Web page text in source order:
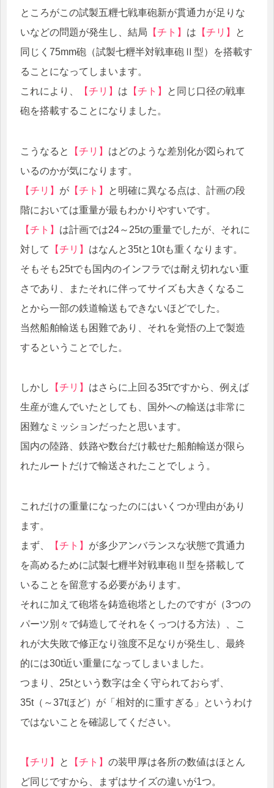
ところがこの試製五糎七戦車砲新が貫通力が足りな
いなどの問題が発生し、結局 【チト】 は 【チリ】
と
同じく75mm砲（試製七糎半対戦車砲Ⅱ型）を搭載す
ることになってしまいます。
これにより、
【チリ】 は 【チト】
と同じ口径の戦車
砲を搭載することになりました。
こうなると 【チリ】 はどのような差別化が図られて
いるのかが気になります。
【チリ】 が 【チト】
と明確に異なる点は、計画の段
階においては重量が最もわかりやすいです。
【チト】 は計画では24～25tの重量でしたが、それに
対して
【チリ】 はなんと35tと10tも重くなります。
そもそも25tでも国内のインフラでは耐え切れない重
さであり、またそれに伴ってサイズも大きくなるこ
とから一部の鉄道輸送もできないほどでした。
当然船舶輸送も困難であり、それを覚悟の上で製造
するということでした。
しかし 【チリ】 はさらに上回る35tですから、例えば
生産が進んでいたとしても、国外への輸送は非常に
困難なミッションだったと思います。
国内の陸路、鉄路や数台だけ載せた船舶輸送が限ら
れたルートだけで輸送されたことでしょう。
これだけの重量になったのにはいくつか理由があり
ます。
まず、
【チト】 が多少アンバランスな状態で貫通力
を高めるために試製七糎半対戦車砲Ⅱ型を搭載して
いることを留意する必要があります。
それに加えて砲塔を鋳造砲塔としたのですが（3つの
パーツ別々で鋳造してそれをくっつける方法）、こ
れが大失敗で修正なり強度不足なりが発生し、最終
的には30t近い重量になってしまいました。
つまり、25tという数字は全く守られておらず、
35t（～37tほど）が「相対的に重すぎる」というわけ
ではないことを確認してください。
【チリ】 と 【チト】 の装甲厚は各所の数値はほとん
ど同じですから、まずはサイズの違いが1つ。